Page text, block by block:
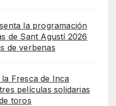
la programación
de Sant Agustí 2026
de verbenas
la Fresca de Inca
películas solidarias
toros